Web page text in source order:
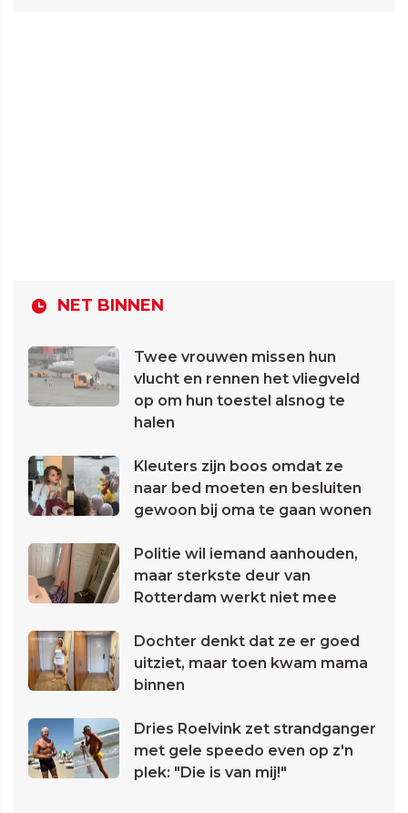
NET BINNEN
Twee vrouwen missen hun
vlucht en rennen het vliegveld
op om hun toestel alsnog te
halen
Kleuters zijn boos omdat ze
naar bed moeten en besluiten
gewoon bij oma te gaan wonen
Politie wil iemand aanhouden,
maar sterkste deur van
Rotterdam werkt niet mee
Dochter denkt dat ze er goed
uitziet, maar toen kwam mama
binnen
Dries Roelvink zet strandganger
met gele speedo even op z'n
plek: "Die is van mij!"